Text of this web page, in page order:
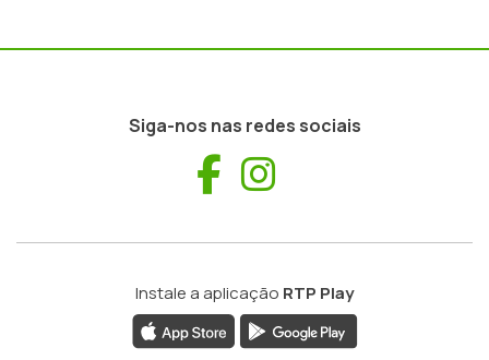
Siga-nos nas redes sociais
Facebook
Instale a aplicação RTP Play